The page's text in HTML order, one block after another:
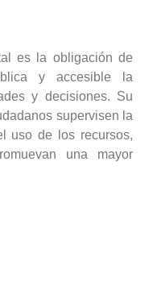
es la obligación de
y accesible la
y decisiones. Su
supervisen la
uso de los recursos,
una mayor